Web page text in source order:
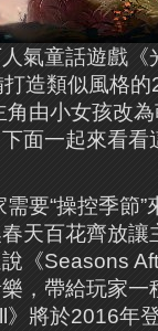
氣童話遊戲《
造類似風格
角由小女孩改
面一起來看
要“操控季節
天百花齊放讓
《Seasons
，帶給玩家一
將於2016年